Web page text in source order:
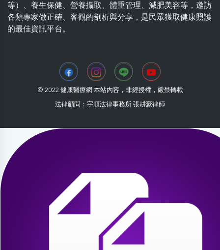
等）、養生保健、營養攝取、體重管理、減肥美容等，邀訪
各類專家做正確、客觀的剖析與分享，是民眾獲取健康照護
的最佳資訊平台。
© 2022 健康醫療網 本站內容，非經授權，嚴禁轉載
法律顧問：宇順法律事務所 張耕豪律師